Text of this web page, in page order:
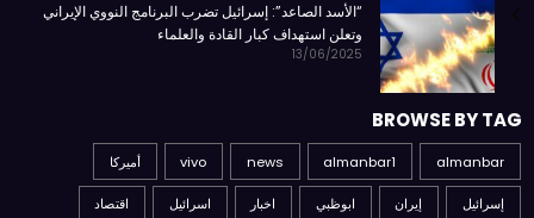
“الأسد الصاعد”: إسرائيل تضرب البرنامج النووي الإيراني
وتعلن استهداف كبار القادة والعلماء
13/06/2025
BROWSE BY TAG
almanbar
almanbar1
news
vivo أميركا
إسرائيل إيران ابوظبي اخبار اسرائيل اقتصاد